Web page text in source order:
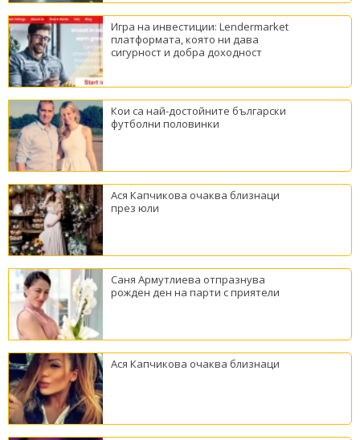
Игра на инвестиции: Lendermarket
платформата, която ни дава
сигурност и добра доходност
Кои са най-достойните български
футболни половинки
Ася Капчикова очаква близнаци
през юли
Саня Армутлиева отпразнува
рожден ден на парти с приятели
Ася Капчикова очаква близнаци